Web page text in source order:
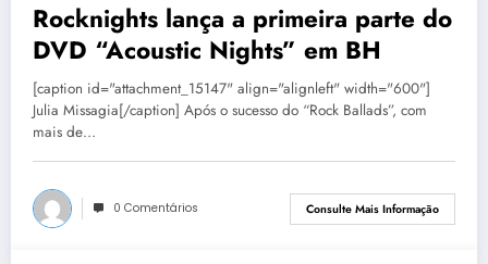
Rocknights lança a primeira parte do
DVD “Acoustic Nights” em BH
[caption id="attachment_15147" align="alignleft" width="600"]
Julia Missagia[/caption] Após o sucesso do “Rock Ballads”, com
mais de…
0 Comentários Consulte Mais Informação